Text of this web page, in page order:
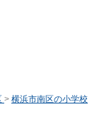
> 横浜市南区の小学校